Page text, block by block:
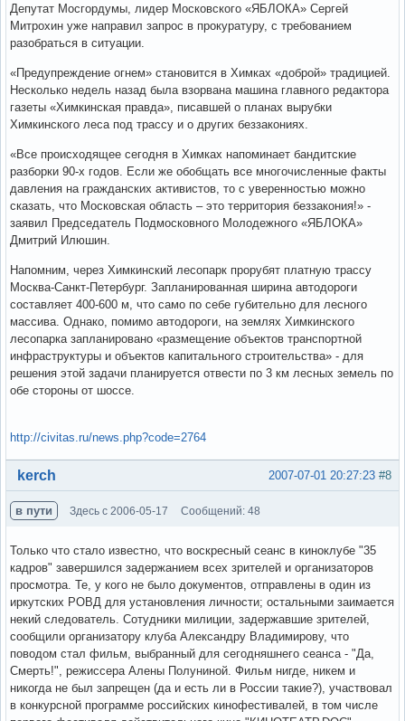
Депутат Мосгордумы, лидер Московского «ЯБЛОКА» Сергей
Митрохин уже направил запрос в прокуратуру, с требованием
разобраться в ситуации.
«Предупреждение огнем» становится в Химках «доброй» традицией.
Несколько недель назад была взорвана машина главного редактора
газеты «Химкинская правда», писавшей о планах вырубки
Химкинского леса под трассу и о других беззакониях.
«Все происходящее сегодня в Химках напоминает бандитские
разборки 90-х годов. Если же обобщать все многочисленные факты
давления на гражданских активистов, то с уверенностью можно
сказать, что Московская область – это территория беззакония!» -
заявил Председатель Подмосковного Молодежного «ЯБЛОКА»
Дмитрий Илюшин.
Напомним, через Химкинский лесопарк прорубят платную трассу
Москва-Санкт-Петербург. Запланированная ширина автодороги
составляет 400-600 м, что само по себе губительно для лесного
массива. Однако, помимо автодороги, на землях Химкинского
лесопарка запланировано «размещение объектов транспортной
инфраструктуры и объектов капитального строительства» - для
решения этой задачи планируется отвести по 3 км лесных земель по
обе стороны от шоссе.
http://civitas.ru/news.php?code=2764
Вне форума #8
2007-07-01 20:27:23
kerch
в пути Здесь с 2006-05-17 Сообщений: 48
Только что стало известно, что воскресный сеанс в киноклубе "35
кадров" завершился задержанием всех зрителей и организаторов
просмотра. Те, у кого не было документов, отправлены в один из
иркутских РОВД для установления личности; остальными заимается
некий следователь. Сотудники милиции, задержавшие зрителей,
сообщили организатору клуба Александру Владимирову, что
поводом стал фильм, выбранный для сегодняшнего сеанса - "Да,
Смерть!", режиссера Алены Полуниной. Фильм нигде, никем и
никогда не был запрещен (да и есть ли в России такие?), участвовал
в конкурсной программе российских кинофестивалей, в том числе